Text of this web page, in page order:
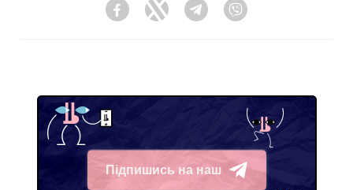
FacebookTwitter Telegram
Підпишись на наш
Telegram